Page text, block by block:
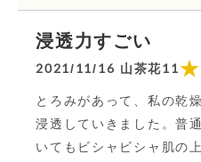
浸透力すごい
2021/11/16 山茶花11
とろみがあって、私の乾
浸透していきました。普
いてもビシャビシャ肌の